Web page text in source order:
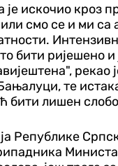
је искочио кроз
смо се и ми са
бити ријешено и
рекао
те
бити лишен
Републике